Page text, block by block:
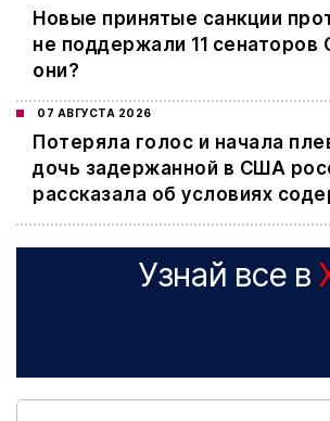
Новые принятые санкции
не поддержали 11
они?
07 АВГУСТА 2026
Потеряла голос и начала
дочь задержанной в США
рассказала об условиях
Узнай все в